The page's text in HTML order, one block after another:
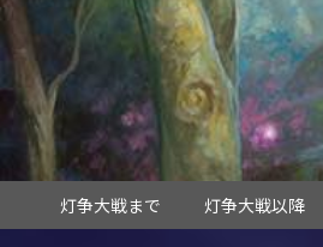
灯争大戦まで 灯争大戦以降